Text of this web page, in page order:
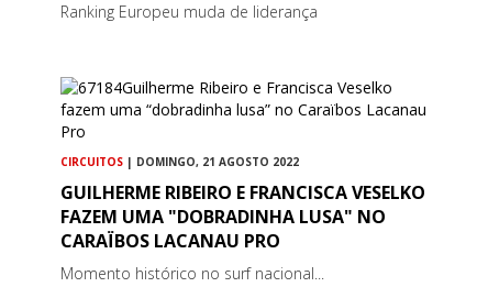
Ranking Europeu muda de liderança
CIRCUITOS | DOMINGO, 21 AGOSTO 2022
GUILHERME RIBEIRO E FRANCISCA VESELKO
FAZEM UMA "DOBRADINHA LUSA" NO
CARAÏBOS LACANAU PRO
Momento histórico no surf nacional...